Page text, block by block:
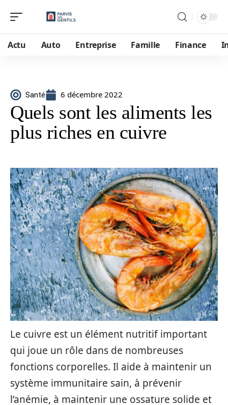
Actu Auto Entreprise Famille Finance
Santé 6 décembre 2022
Quels sont les aliments les
plus riches en cuivre
Le cuivre est un élément nutritif important
qui joue un rôle dans de nombreuses
fonctions corporelles. Il aide à maintenir un
système immunitaire sain, à prévenir
l’anémie, à maintenir une ossature solide et